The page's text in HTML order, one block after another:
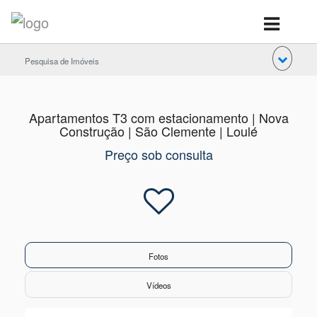
Pesquisa de Imóveis
Apartamentos T3 com estacionamento | Nova
Construção | São Clemente | Loulé
Preço sob consulta
Fotos
Vídeos